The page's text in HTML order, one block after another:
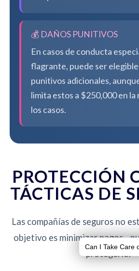
💰 DAÑOS PUNITIVOS
En casos de conducta
flagrante, puede ser
punitivos adicionales,
limita estos a $250,000 en la
los casos.
PROTECCIÓN
TÁCTICAS DE
Las compañías de seguros no
objetivo es minimizar pagos -
protegerlo.